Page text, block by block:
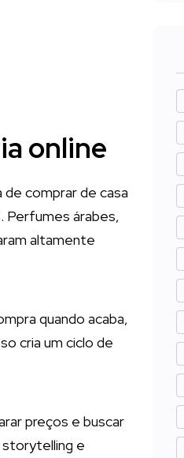
online
comprar de casa
Perfumes árabes,
altamente
quando acaba,
cria um ciclo de
preços e buscar
storytelling e